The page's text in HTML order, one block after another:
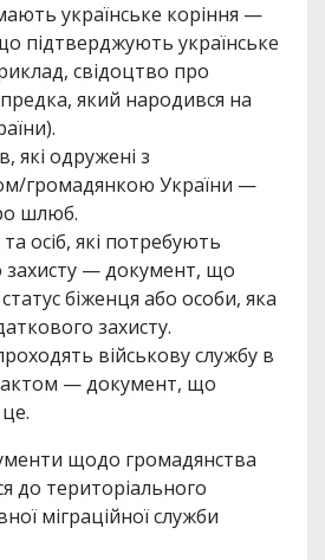
українське коріння —
підтверджують українське
свідоцтво про
який народився на
які одружені з
громадянкою України —
шлюб.
осіб, які потребують
захисту — документ, що
біженця або особи, яка
захисту.
військову службу в
— документ, що
щодо громадянства
до територіального
міграційної служби